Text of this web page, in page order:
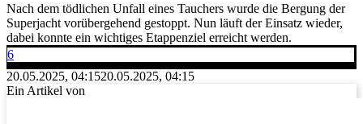
Nach dem tödlichen Unfall eines Tauchers wurde die Bergung der
Superjacht vorübergehend gestoppt. Nun läuft der Einsatz wieder,
dabei konnte ein wichtiges Etappenziel erreicht werden.
6
20.05.2025, 04:1520.05.2025, 04:15
Ein Artikel von